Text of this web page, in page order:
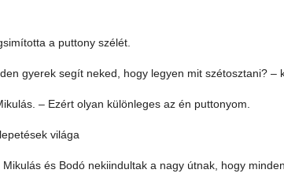
a puttony szélét.
gyerek segít neked, hogy legyen mit szétosztani? –
– Ezért olyan különleges az én puttonyom.
világa
és Bodó nekiindultak a nagy útnak, hogy